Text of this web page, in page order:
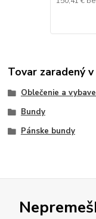
Tovar zaradený
Oblečenie a
Bundy
Pánske bundy